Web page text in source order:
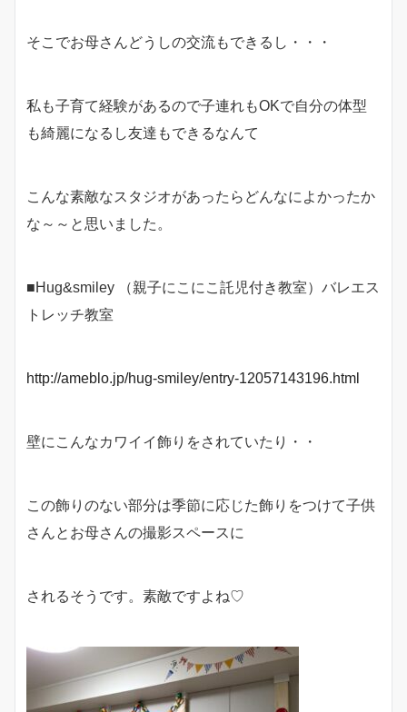
そこでお母さんどうしの交流もできるし・・・
私も子育て経験があるので子連れもOKで自分の体型
も綺麗になるし友達もできるなんて
こんな素敵なスタジオがあったらどんなによかったか
な～～と思いました。
■Hug&smiley （親子にこにこ託児付き教室）バレエス
トレッチ教室
http://ameblo.jp/hug-smiley/entry-12057143196.html
壁にこんなカワイイ飾りをされていたり・・
この飾りのない部分は季節に応じた飾りをつけて子供
さんとお母さんの撮影スペースに
されるそうです。素敵ですよね♡